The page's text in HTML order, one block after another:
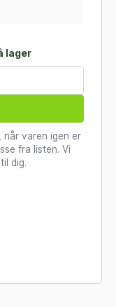
lager
når varen igen er
fra listen. Vi
dig.